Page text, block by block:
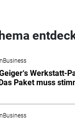
Werkstatt-
Paket muss